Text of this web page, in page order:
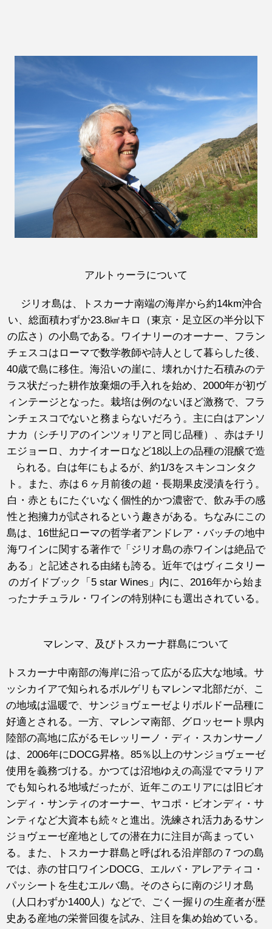
アルトゥーラについて
ジリオ島は、トスカーナ南端の海岸から約14km沖合
い、総面積わずか23.8㎢キロ（東京・足立区の半分以下
の広さ）の小島である。ワイナリーのオーナー、フラン
チェスコはローマで数学教師や詩人として暮らした後、
40歳で島に移住。海沿いの崖に、壊れかけた石積みのテ
ラス状だった耕作放棄畑の手入れを始め、2000年が初ヴ
ィンテージとなった。栽培は例のないほど激務で、フラ
ンチェスコでないと務まらないだろう。主に白はアンソ
ナカ（シチリアのインツォリアと同じ品種）、赤はチリ
エジョーロ、カナイオーロなど18以上の品種の混醸で造
られる。白は年にもよるが、約1/3をスキンコンタク
ト。また、赤は６ヶ月前後の超・長期果皮浸漬を行う。
白・赤ともにたぐいなく個性的かつ濃密で、飲み手の感
性と抱擁力が試されるという趣きがある。ちなみにこの
島は、16世紀ローマの哲学者アンドレア・バッチの地中
海ワインに関する著作で「ジリオ島の赤ワインは絶品で
ある」と記述される由緒も誇る。近年ではヴィニタリー
のガイドブック「5 star Wines」内に、2016年から始ま
ったナチュラル・ワインの特別枠にも選出されている。
マレンマ、及びトスカーナ群島について
トスカーナ中南部の海岸に沿って広がる広大な地域。サ
ッシカイアで知られるボルゲリもマレンマ北部だが、こ
の地域は温暖で、サンジョヴェーゼよりボルドー品種に
好適とされる。一方、マレンマ南部、グロッセート県内
陸部の高地に広がるモレッリーノ・ディ・スカンサーノ
は、2006年にDOCG昇格。85％以上のサンジョヴェーゼ
使用を義務づける。かつては沼地ゆえの高湿でマラリア
でも知られる地域だったが、近年このエリアには旧ビオ
ンディ・サンティのオーナー、ヤコポ・ビオンディ・サ
ンティなど大資本も続々と進出。洗練され活力あるサン
ジョヴェーゼ産地としての潜在力に注目が高まってい
る。また、トスカーナ群島と呼ばれる沿岸部の７つの島
では、赤の甘口ワインDOCG、エルバ・アレアティコ・
パッシートを生むエルバ島。そのさらに南のジリオ島
（人口わずか1400人）などで、ごく一握りの生産者が歴
史ある産地の栄誉回復を試み、注目を集め始めている。